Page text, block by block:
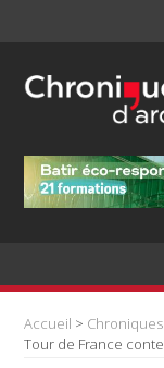
Accueil > Chroniques
Tour de France